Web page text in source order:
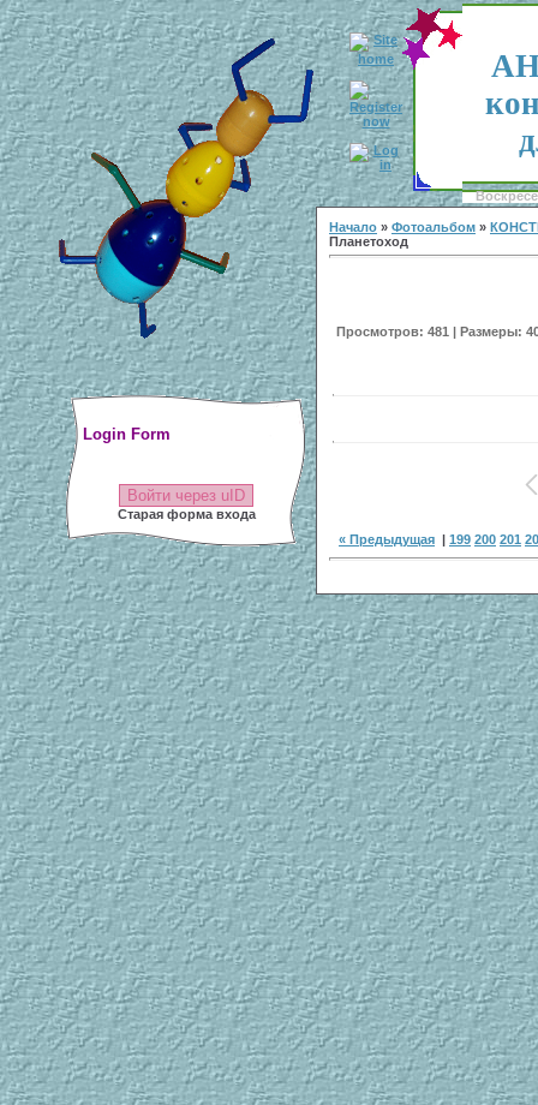
Login Form
Войти через uID
Старая форма входа
Начало » Фотоальбом »
Планетоход
Просмотров: 481 | Размеры:
« Предыдущая | 199 200 201